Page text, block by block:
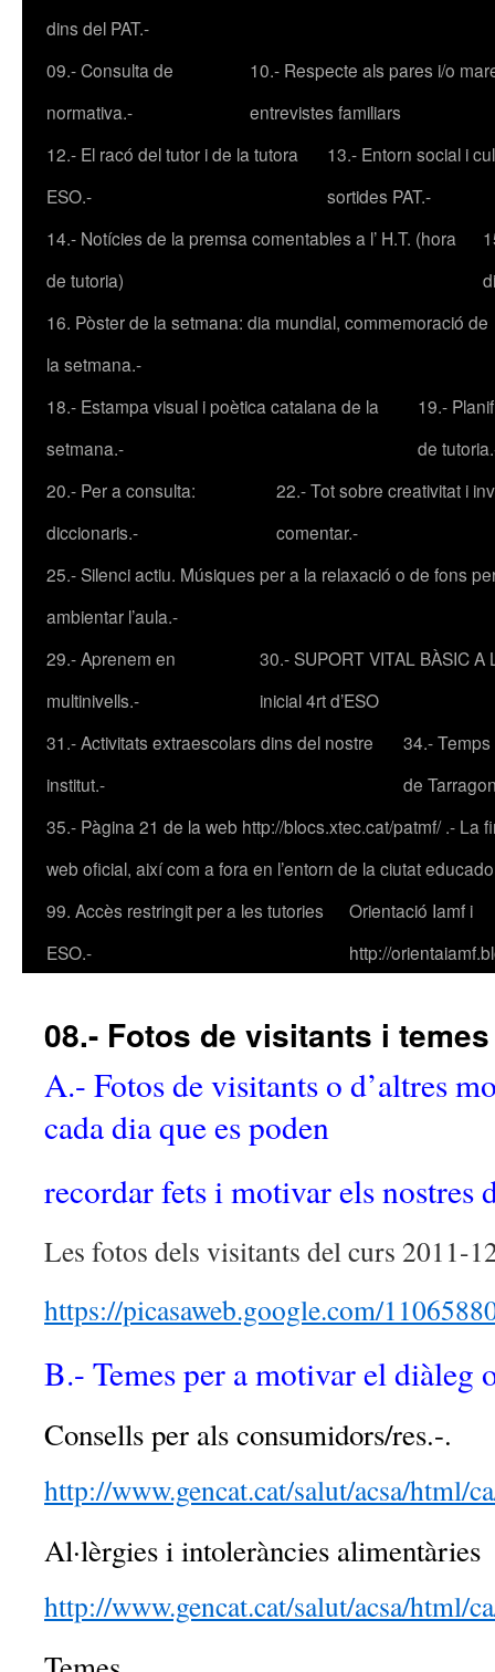
dins del PAT.-
09.- Consulta de
normativa.-
10.- Respecte als pares i/o
entrevistes familiars
12.- El racó del tutor i de la tutora
ESO.-
13.- Entorn social i
sortides PAT.-
14.- Notícies de la premsa comentables a l’ H.T. (hora
de tutoria)
16. Pòster de la setmana: dia mundial, commemoració de
la setmana.-
18.- Estampa visual i poètica catalana de la
setmana.-
19.-
de
20.- Per a consulta:
diccionaris.-
22.- Tot sobre creativitat i
comentar.-
25.- Silenci actiu. Músiques per a la relaxació o de fons
ambientar l’aula.-
29.- Aprenem en
multinivells.-
30.- SUPORT VITAL BÀSIC A
inicial 4rt d’ESO
31.- Activitats extraescolars dins del nostre
institut.-
34.- Temps
de
35.- Pàgina 21 de la web http://blocs.xtec.cat/patmf/ .- La
web oficial, així com a fora en l’entorn de la ciutat
99. Accès restringit per a les tutories
ESO.-
Orientació Iamf i
http://
08.- Fotos de visitants i
A.- Fotos de visitants o d’altres
cada dia que es poden
recordar fets i motivar els nostres
Les fotos dels visitants del curs 2011-
https://picasaweb.google.com/
B.- Temes per a motivar el diàleg
Consells per als consumidors/res.-.
http://www.gencat.cat/salut/acsa/html/
Al·lèrgies i intoleràncies alimentàries
http://www.gencat.cat/salut/acsa/html/